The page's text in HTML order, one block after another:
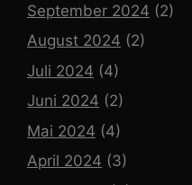
September 2024 (2)
August 2024 (2)
Juli 2024 (4)
Juni 2024 (2)
Mai 2024 (4)
April 2024 (3)